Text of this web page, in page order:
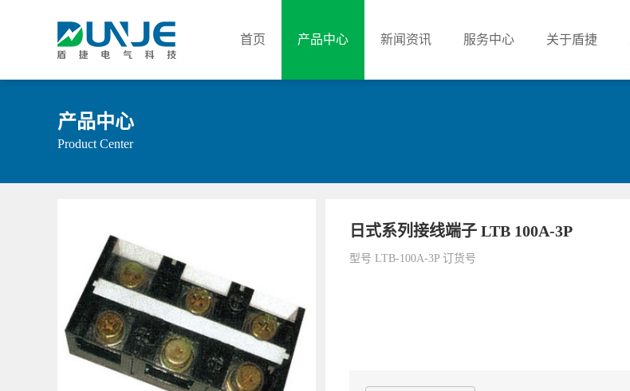
首页 产品中心 新闻资讯 服务中心 关于盾捷
产品中心
Product Center
日式系列接线端子 LTB 100A-3P
型号 LTB-100A-3P 订货号